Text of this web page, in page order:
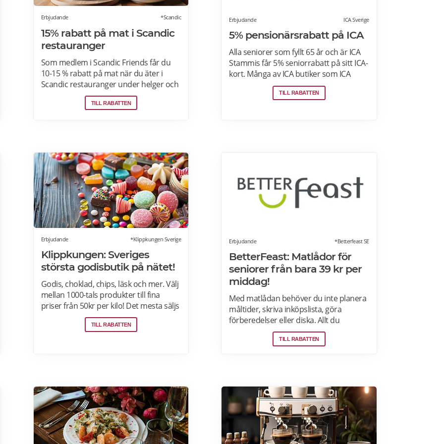
Erbjudande *Scandic
15% rabatt på mat i Scandic
restauranger
Som medlem i Scandic Friends får du
10-15 % rabatt på mat när du äter i
Scandic restauranger under helger och
särskilda helgdagar (vardagar).
Rabatten gäller även i hotellshoppen.
vänner (totalt 6 personer). Rabatten
kan inte kombineras med andra
middagspaket och erbjudanden,
exempelvis vid julbord, nyårspaket eller
after work. Undantag gäller för alla
Scandic Go-hotell och Grand Hotel Oslo
by Scandic. Läs mer>>>
TILL RABATTEN
Erbjudande ICA Sverige
5% pensionärsrabatt på ICA
Alla seniorer som fyllt 65 år och är ICA
Stammis får 5% seniorrabatt på sitt ICA-
kort. Många av ICA butiker som ICA
Kvantum, Maxi Stormarknad eller ICA
Supermarket erbjuder
TILL RABATTEN
Erbjudande *Klippkungen Sverige
Klippkungen: Sveriges
största godisbutik på nätet!
Godis, choklad, chips, läsk och mer. Välj
mellan 1000-tals produkter till fina
priser från 50kr per kilo! Det mesta säljs
i flerkiloslådor men det finns även
förpackningar som lämpar sig bra som
TILL RABATTEN
Erbjudande *Betterfeast SE
BetterFeast: Matlådor för
seniorer från bara 39 kr per
middag!
Med matlådan behöver du inte planera
måltider, skriva inköpslista, göra
förberedelser eller diska. Allt du
behöver göra är att värma maten och
så är det färdigt för servering!
kockar. Våra favoriträtter är
Vikingagryta, Pasta med kyckling och
Tarte flambée med crème fraiche,
bacon och lök. Läs mer om rabatter på
din första matlåda hos Betterfeast här.
TILL RABATTEN